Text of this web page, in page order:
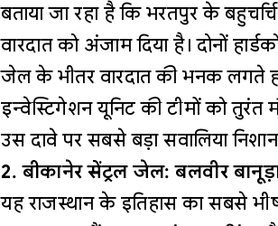
बताया जा रहा है कि भरतपुर के
वारदात को अंजाम दिया है। दोनों
जेल के भीतर वारदात की भनक लगते
इन्वेस्टिगेशन यूनिट की टीमों को
उस दावे पर सबसे बड़ा सवालिया
2. बीकानेर सेंट्रल जेल: बलवीर
यह राजस्थान के इतिहास का सबसे